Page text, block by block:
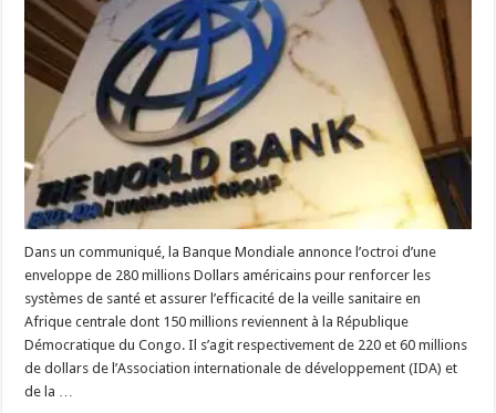
Dans un communiqué, la Banque Mondiale annonce l’octroi d’une
enveloppe de 280 millions Dollars américains pour renforcer les
systèmes de santé et assurer l’efficacité de la veille sanitaire en
Afrique centrale dont 150 millions reviennent à la République
Démocratique du Congo. Il s’agit respectivement de 220 et 60 millions
de dollars de l’Association internationale de développement (IDA) et
de la …